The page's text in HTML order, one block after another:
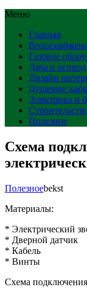
Меню
Главная
Газовое
Дача и огород
Дизайн
Душевые
Электрика и
Полезное
Схема
Полезноеbekst
Материалы:
* Электрический
* Дверной датчик
* Кабель
* Винты
Схема